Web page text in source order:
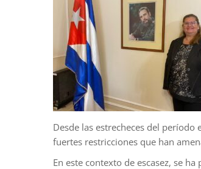
Desde las estrecheces del
fuertes restricciones que han
En este contexto de escasez, se